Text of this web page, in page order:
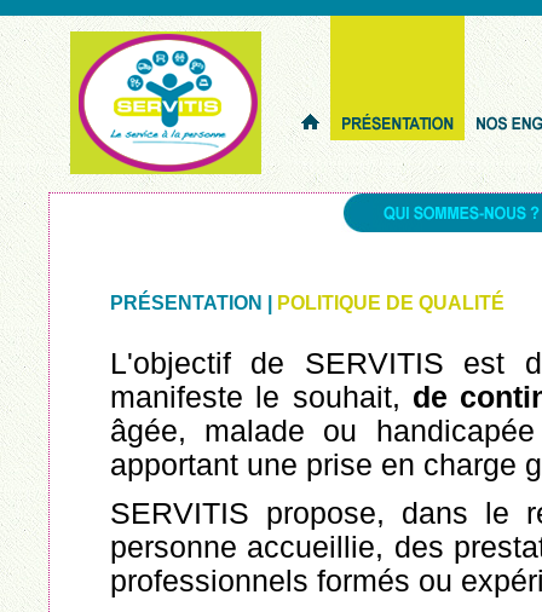
PRÉSENTATION | POLITIQUE DE QUALITÉ
L'objectif de SERVITIS est
manifeste le souhait, de
âgée, malade ou
apportant une prise en charge
SERVITIS propose, dans le
personne accueillie, des
professionnels formés ou